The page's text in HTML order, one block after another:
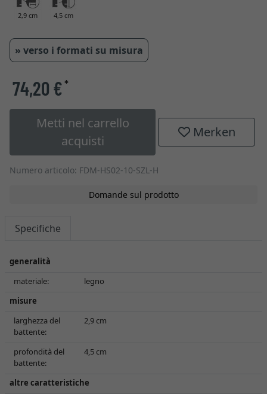
2,9 cm 4,5 cm
» verso i formati su misura
74,20 €*
Metti nel carrello
acquisti
Merken
Numero articolo: FDM-HS02-10-SZL-H
Domande sul prodotto
Specifiche
generalità
materiale:
legno
misure
larghezza del
battente:
2,9 cm
profondità del
battente:
4,5 cm
altre caratteristiche